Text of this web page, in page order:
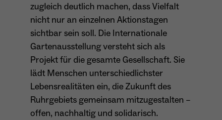
Name _fbp
Anbieter Meta Platforms Inc. (Facebook)
Laufzeit 4 Monate
Zweck
- Wiedererkennung von Nutzern zwischen
Websites - Ausspielung personalisierter
Werbung - Messung von Conversions aus
zugleich deutlich machen, dass Vielfalt
nicht nur an einzelnen Aktionstagen
sichtbar sein soll. Die Internationale
Gartenausstellung versteht sich als
Projekt für die gesamte Gesellschaft. Sie
lädt Menschen unterschiedlichster
Lebensrealitäten ein, die Zukunft des
Ruhrgebiets gemeinsam mitzugestalten –
offen, nachhaltig und solidarisch.